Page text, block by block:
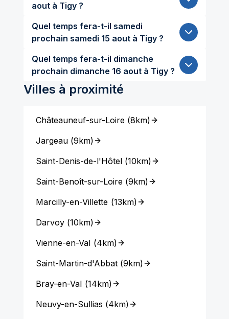
aout à Tigy ?
Quel temps fera-t-il samedi
prochain samedi 15 aout à Tigy ?
Quel temps fera-t-il dimanche
prochain dimanche 16 aout à Tigy ?
Villes à proximité
Châteauneuf-sur-Loire(8km)
Jargeau(9km)
Saint-Denis-de-l'Hôtel(10km)
Saint-Benoît-sur-Loire(9km)
Marcilly-en-Villette (13km)
Darvoy(10km)
Vienne-en-Val (4km)
Saint-Martin-d'Abbat(9km)
Bray-en-Val (14km)
Neuvy-en-Sullias (4km)